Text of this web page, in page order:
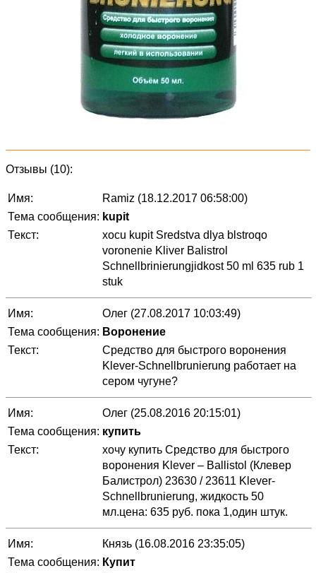
Отзывы (10):
Имя:
Ramiz (18.12.2017 06:58:00)
Тема сообщения: kupit
Текст:
xocu kupit Sredstva dlya blstroqo
voronenie Kliver Balistrol
Schnellbrinierungjidkost 50 ml 635 rub 1
stuk
Имя:
Олег (27.08.2017 10:03:49)
Тема сообщения: Воронение
Текст:
Средство для быстрого воронения
Klever-Schnellbrunierung работает на
сером чугуне?
Имя:
Олег (25.08.2016 20:15:01)
Тема сообщения: купить
Текст:
хочу купить Средство для быстрого
воронения Klever – Ballistol (Клевер
Балистрол) 23630 / 23611 Klever-
Schnellbrunierung, жидкость 50
мл.цена: 635 руб. пока 1,один штук.
Имя:
Князь (16.08.2016 23:35:05)
Тема сообщения: Купит